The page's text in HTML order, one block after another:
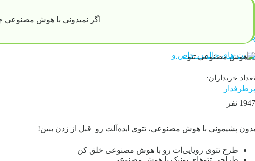
اگر نمیدونی با هوش
تعداد خریداران:
1947 نفر
بدون پشیمونی با هوش مصنوعی، تتوی ایده‌آلت رو قبل از زدن ببین!
طرح تتوی رویایی‌ات رو با هوش مصنوعی خلق کن